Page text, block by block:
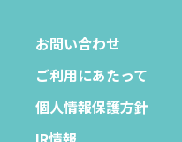
お問い合わせ
ご利用にあたって
個人情報保護方針